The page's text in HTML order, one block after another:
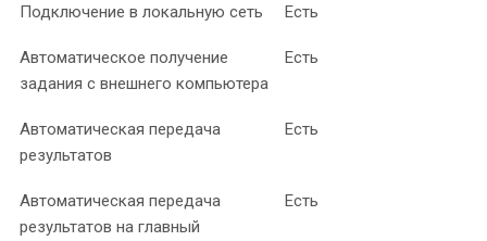
Подключение в локальную сеть Есть
Автоматическое получение
задания с внешнего компьютера
Есть
Автоматическая передача
результатов
Есть
Автоматическая передача
результатов на главный
Есть